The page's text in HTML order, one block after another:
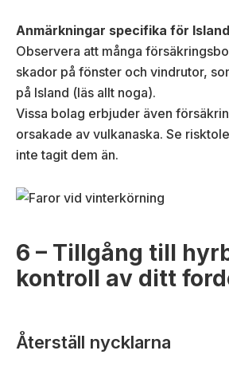
Anmärkningar specifika för Island
Observera att många
skador på fönster och vindrutor,
på Island (läs allt noga).
Vissa bolag erbjuder även
orsakade av vulkanaska. Se
inte tagit dem än.
6 – Tillgång till
kontroll av ditt
Återställ nycklarna